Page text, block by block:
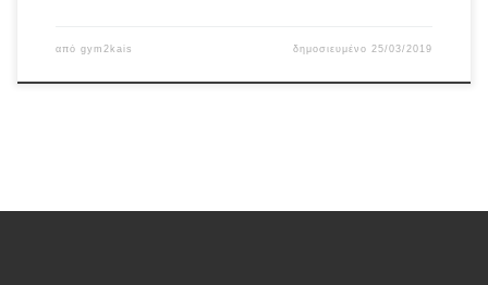
από gym2kais δημοσιευμένο 25/03/2019